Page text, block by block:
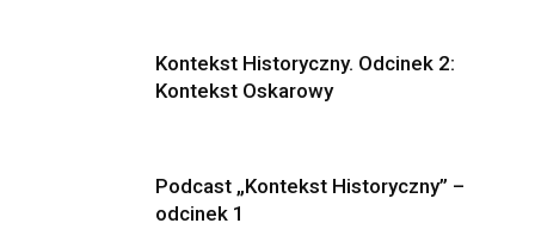
Kontekst Historyczny. Odcinek 2:
Kontekst Oskarowy
Podcast „Kontekst Historyczny” –
odcinek 1